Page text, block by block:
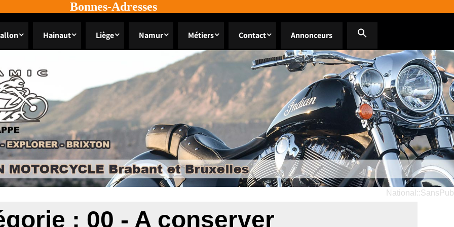
Bonnes-Adresses
Hainaut Liège Namur Métiers Contact Annonceurs
National::SansPub
: 00 - A conserver